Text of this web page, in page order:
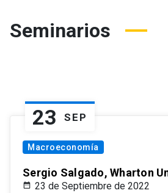
Seminarios
23 SEP
Macroeconomía
Sergio Salgado, Wharton
23 de Septiembre de 2022